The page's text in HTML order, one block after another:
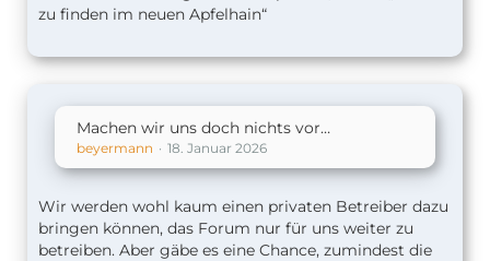
zu finden im neuen Apfelhain“
Machen wir uns doch nichts vor…
beyermann 18. Januar 2026
Wir werden wohl kaum einen privaten Betreiber dazu
bringen können, das Forum nur für uns weiter zu
betreiben. Aber gäbe es eine Chance, zumindest die